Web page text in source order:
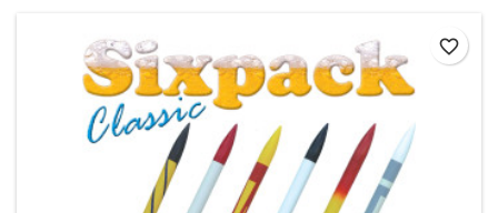
favorite_border